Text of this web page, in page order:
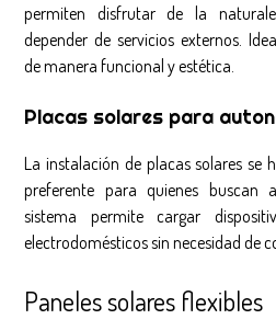
permiten disfrutar de la
depender de servicios externos.
de manera funcional y estética.
Placas solares para
La instalación de placas solares se
preferente para quienes buscan
sistema permite cargar
electrodomésticos sin necesidad de
Paneles solares flexibles